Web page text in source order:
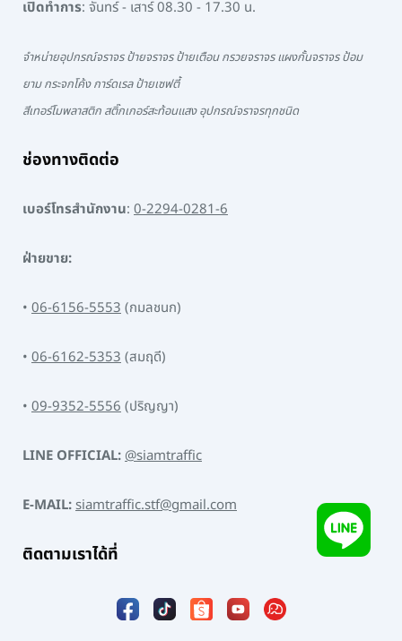
เปิดทำการ: จันทร์ - เสาร์ 08.30 - 17.30 น.
จำหน่ายอุปกรณ์จราจร ป้ายจราจร ป้ายเตือน กรวยจราจร แผงกั้นจราจร ป้อม
ยาม กระจกโค้ง การ์ดเรล ป้ายเซฟตี้
สีเทอร์โมพลาสติก สติ๊กเกอร์สะท้อนแสง อุปกรณ์จราจรทุกชนิด
ช่องทางติดต่อ
เบอร์โทรสำนักงาน: 0-2294-0281-6
ฝ่ายขาย:
• 06-6156-5553(กมลชนก)
• 06-6162-5353(สมฤดี)
• 09-9352-5556(ปริญญา)
LINE OFFICIAL:@siamtraffic
E-MAIL:siamtraffic.stf@gmail.com
ติดตามเราได้ที่